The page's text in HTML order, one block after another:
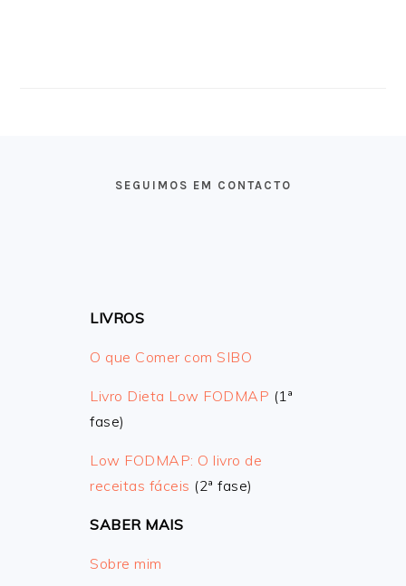
SEGUIMOS EM CONTACTO
LIVROS
O que Comer com SIBO
Livro Dieta Low FODMAP (1ª
fase)
Low FODMAP: O livro de
receitas fáceis (2ª fase)
SABER MAIS
Sobre mim